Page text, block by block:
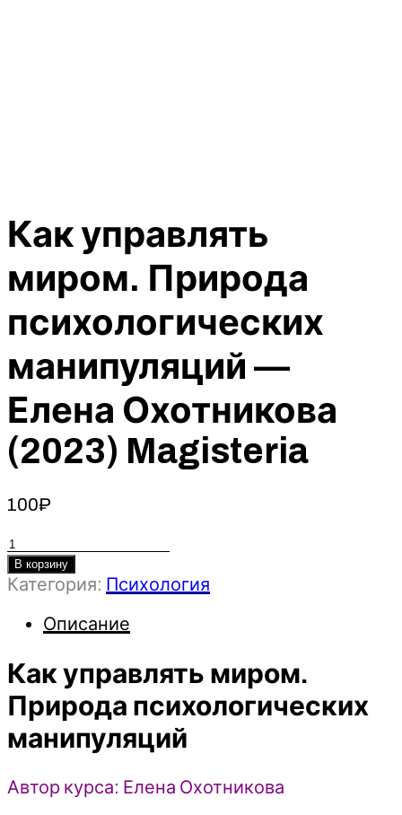
Как управлять
миром. Природа
психологических
манипуляций —
Елена Охотникова
(2023) Magisteria
100₽
Количество
товара
Как
миром.
психологических
манипуляций
-
Елена
Охотникова
(2023)
Magisteria
В корзину
Категория: Психология
Описание
Как управлять миром.
Природа психологических
манипуляций
Автор курса: Елена Охотникова